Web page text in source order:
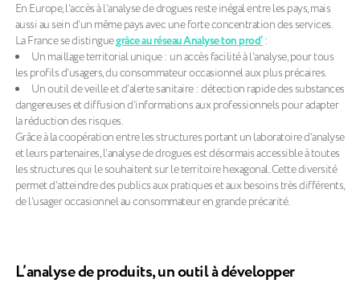
En Europe, l’accès à l’analyse de drogues reste inégal entre les pays, mais
aussi au sein d’un même pays avec une forte concentration des services.
La France se distinguegrâce au réseau Analyse ton prod’:
Un maillage territorial unique : un accès facilité à l’analyse, pour tous
les profils d’usagers, du consommateur occasionnel aux plus précaires.
Un outil de veille et d’alerte sanitaire : détection rapide des substances
dangereuses et diffusion d’informations aux professionnels pour adapter
la réduction des risques.
Grâce à la coopération entre les structures portant un laboratoire d’analyse
et leurs partenaires, l’analyse de drogues est désormais accessible à toutes
les structures qui le souhaitent sur le territoire hexagonal. Cette diversité
permet d’atteindre des publics aux pratiques et aux besoins très différents,
de l’usager occasionnel au consommateur en grande précarité.
L’analyse de produits, un outil à développer